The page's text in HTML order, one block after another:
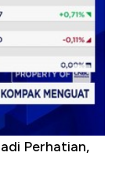
Perhatian,